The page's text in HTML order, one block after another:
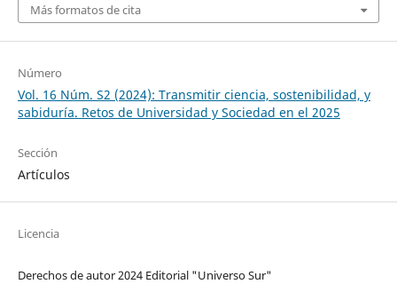
Más formatos de cita
Número
Vol. 16 Núm. S2 (2024): Transmitir ciencia, sostenibilidad, y
sabiduría. Retos de Universidad y Sociedad en el 2025
Sección
Artículos
Licencia
Derechos de autor 2024 Editorial "Universo Sur"